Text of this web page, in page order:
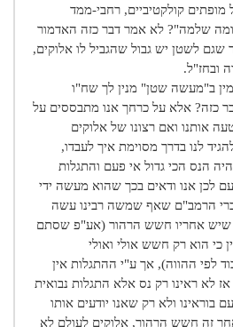
מופתים קולקטיביים, רחבי-ממד
שלמה"? לא אמר דבר כזה האדמור
לשטן יש גבול שהגביל לו אלוקים,
ובחז"ל.
ב"מעשה שטן" מנין לך שח"ו
כזה? אלא על כרחך אנו מתבססים על
אותנו ואם רצונו של אלוקים
לנו בדרך מסוימת איך לעבדו,
הנס הכי גדול אי פעם והתגלות
לכן אנו ודאים בכך שהוא מעשה ידי
הרמב"ם שאף שמשה רבינו עשה
שיש אחריו חשש הרהור (אע"פ שסתם
כי הוא רק חשש אולי ואולי
לפי ההווה), אך ע"י ההתגלות אין
לא ראינו רק נס אלא התגלות נבואית
בוראינו ולא רק שאנו יודעים אותו
אחר זה חשש הרהור, אלוקים לעולם לא